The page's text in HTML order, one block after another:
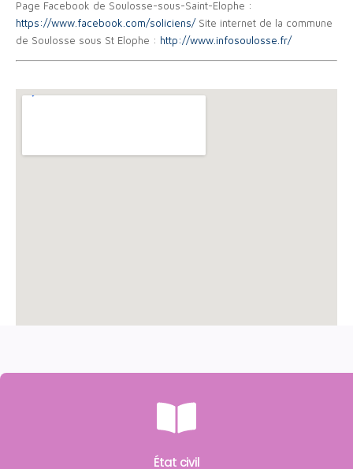
Page Facebook de Soulosse-sous-Saint-Elophe :
https://www.facebook.com/soliciens/Site internet de la commune
de Soulosse sous St Elophe : http://www.infosoulosse.fr/
État civil